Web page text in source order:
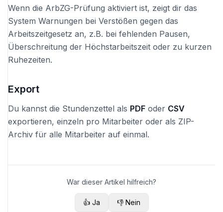
Wenn die ArbZG-Prüfung aktiviert ist, zeigt dir das
System Warnungen bei Verstößen gegen das
Arbeitszeitgesetz an, z.B. bei fehlenden Pausen,
Überschreitung der Höchstarbeitszeit oder zu kurzen
Ruhezeiten.
Export
Du kannst die Stundenzettel als PDF oder CSV
exportieren, einzeln pro Mitarbeiter oder als ZIP-
Archiv für alle Mitarbeiter auf einmal.
War dieser Artikel hilfreich?
👍 Ja 👎 Nein